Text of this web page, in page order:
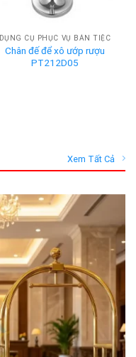
DỤNG CỤ PHỤC VỤ BÀN TIỆC
Chân đế để xô ướp rượu
PT212D05
Xem Tất Cả